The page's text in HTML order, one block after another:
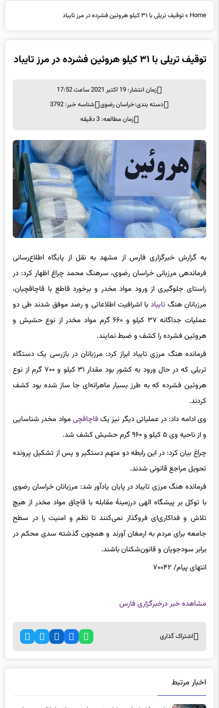
Home
»توقیف تریلی با ۳۱ کیلو هروئین فشرده در مرز تایباد
توقیف تریلی با ۳۱ کیلو هروئین فشرده در مرز تایباد
زمان انتشار: 19 اکتبر 2021 ساعت 17:52
دسته بندی:خراسان رضوی شناسه خبر: 3792
زمان مطالعه: 3 دقیقه
به گزارش خبرگزاری فارس از مشهد به نقل از پایگاه اطلاع‌رسانی
فرماندهی مرزبانی خراسان رضوی، سرهنگ محمد چراغ اظهار کرد: در
راستای جلوگیری از ورود مواد مخدر و برخورد قاطع با قاچاقچیان،
مرزبانان هنگتایباد با اشرافیت اطلاعاتی و رصد موفق شدند طی دو
عملیات جداگانه ۳۷ کیلو و ۶۶۰ گرم مواد مخدر از نوع حشیش و
هروئین فشرده را کشف و ضبط نمایند.
فرمانده هنگ مرزی تایباد ابراز کرد: مرزبانان در بازرسی یک دستگاه
تریلی که در حال ورود به کشور بود مقدار ۳۱ کیلو و ۷۰۰ گرم از نوع
هروئین فشرده که به طرز بسیار ماهرانه‌ای جا ساز شده بود کشف
کردند.
وی ادامه داد: در عملیاتی دیگر نیز یکقاچاقچیمواد مخدر شناسایی
و از ناحیه وی ۵ کیلو و ۹۶۰ گرم حشیش کشف شد.
چراغ بیان کرد: در این رابطه دو متهم دستگیر و پس از تشکیل پرونده
تحویل مراجع قانونی شدند.
فرمانده هنگ مرزی تایباد در پایان یادآور شد: مرزبانان خراسان رضوی
با توکل بر پیشگاه الهی درزمینهٔ مقابله با قاچاق مواد مخدر از هیچ
تلاش و فداکاری‌ای فروگذار نمی‌کنند تا نظم و امنیت را در سطح
جامعه برای مردم به ارمغان آورند و همچون گذشته سدی محکم در
برابر سودجویان و قانون‌شکنان باشند.
انتهای پیام/ ۷۰۰۴۲
مشاهده خبر درخبرگزاری فارس
اشتراک گذاری
اخبار مرتبط